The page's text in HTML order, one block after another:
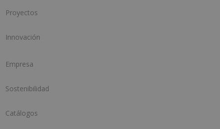
Proyectos
Innovación
Empresa
Sostenibilidad
Catálogos